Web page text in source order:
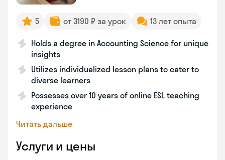
5 от 3190 ₽ за урок 13 лет опыта
Holds a degree in Accounting Science for unique
insights
Utilizes individualized lesson plans to cater to
diverse learners
Possesses over 10 years of online ESL teaching
experience
Читать дальше
Услуги и цены